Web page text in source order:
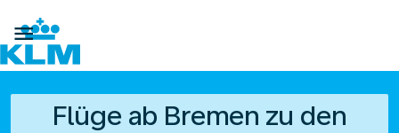

Flüge ab Bremen zu den